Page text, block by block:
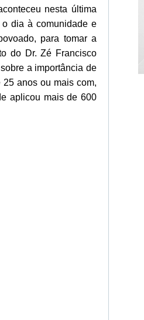
nesta última
o dia à comunidade e
para tomar a
do Dr. Zé Francisco
a importância de
25 anos ou mais com,
aplicou mais de 600